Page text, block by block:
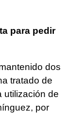
para pedir
dos
tratado de
utilización de
por